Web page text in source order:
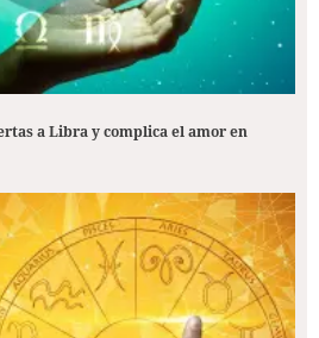
a Libra y complica el amor en